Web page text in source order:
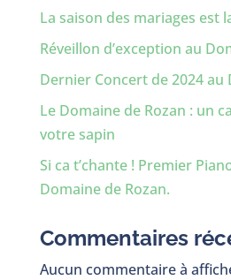
La saison des mariages est
Réveillon d’exception au
Dernier Concert de 2024 au
Le Domaine de Rozan : un
votre sapin
Si ca t’chante ! Premier
Domaine de Rozan.
Commentaires
Aucun commentaire à